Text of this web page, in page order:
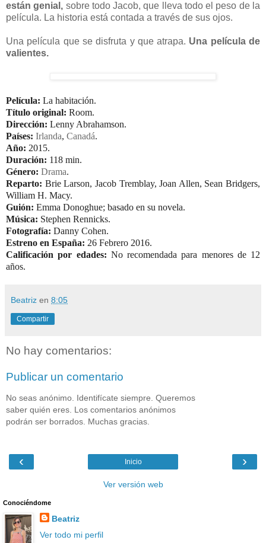
están genial, sobre todo Jacob, que lleva todo el peso de la
película. La historia está contada a través de sus ojos.
Una película que se disfruta y que atrapa. Una película de
valientes.
Película: La habitación.
Título original: Room.
Dirección: Lenny Abrahamson.
Países: Irlanda, Canadá.
Año: 2015.
Duración: 118 min.
Género: Drama.
Reparto: Brie Larson, Jacob Tremblay, Joan Allen, Sean Bridgers,
William H. Macy.
Guión: Emma Donoghue; basado en su novela.
Música: Stephen Rennicks.
Fotografía: Danny Cohen.
Estreno en España: 26 Febrero 2016.
Calificación por edades: No recomendada para menores de 12
años.
Beatriz en 8:05
Compartir
No hay comentarios:
Publicar un comentario
No seas anónimo. Identifícate siempre. Queremos
saber quién eres. Los comentarios anónimos
podrán ser borrados. Muchas gracias.
‹ ›
Inicio
Ver versión web
Conociéndome
Beatriz
Ver todo mi perfil